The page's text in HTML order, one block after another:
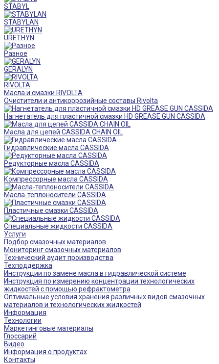
STABYL
STABYLAN
URETHYN
Разное
GERALYN
RIVOLTA
Масла и смазки RIVOLTA
Очистители и антикоррозийные составы Rivolta
Нагнетатель для пластичной смазки HD GREASE GUN CASSIDA
Масла для цепей CASSIDA CHAIN OIL
Гидравлические масла CASSIDA
Редукторные масла CASSIDA
Компрессорные масла CASSIDA
Масла-теплоносители CASSIDA
Пластичные смазки CASSIDA
Специальные жидкости CASSIDA
Услуги
Подбор смазочных материалов
Мониторинг смазочных материалов
Технический аудит производства
Техподдержка
Инструкции по замене масла в гидравлической системе
Инструкция по измерению концентрации технологических
жидкостей с помощью рефрактометра
Оптимальные условия хранения различных видов смазочных
материалов и технологических жидкостей
Информация
Технологии
Маркетинговые материалы
Глоссарий
Видео
Информация о продуктах
Контакты